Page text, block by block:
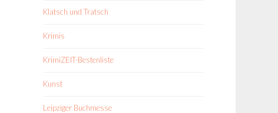
Klatsch und Tratsch
Krimis
KrimiZEIT-Bestenliste
Kunst
Leipziger Buchmesse